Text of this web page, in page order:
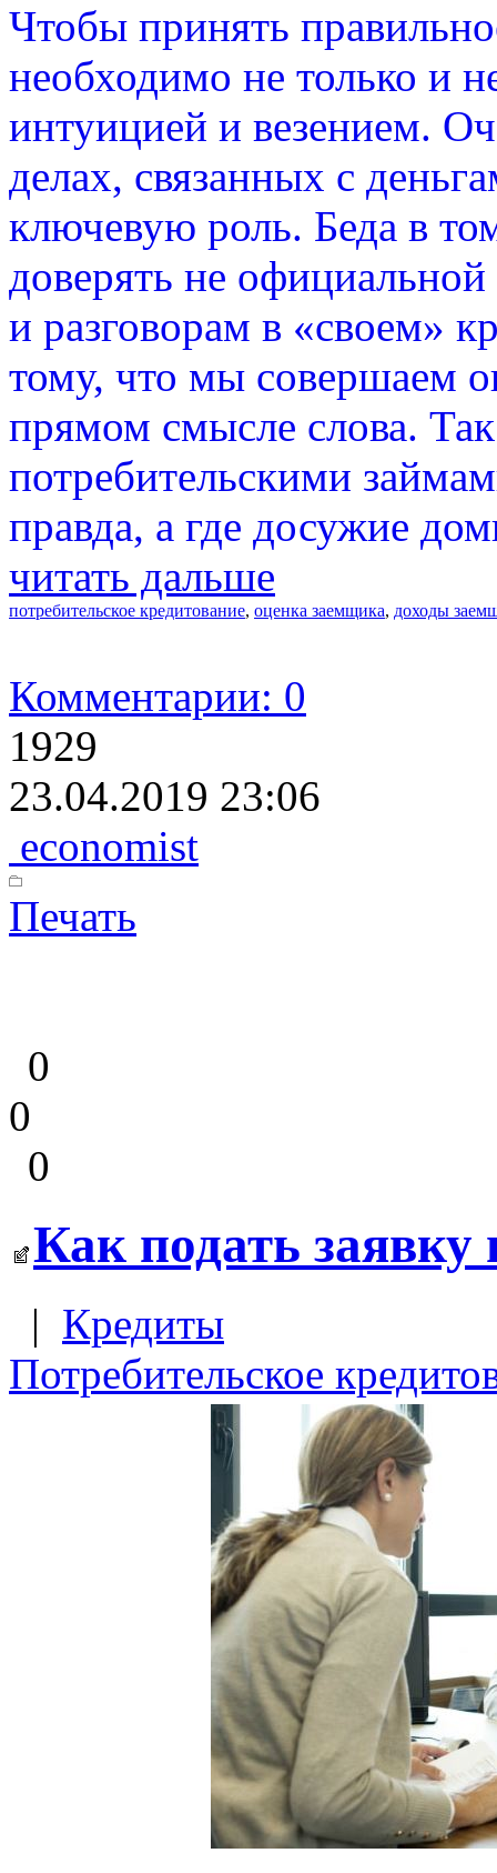
Чтобы принять
необходимо не только и
интуицией и везением.
делах, связанных с
ключевую роль. Беда в
доверять не
и разговорам в «своем»
тому, что мы совершаем
прямом смысле слова.
потребительскими
правда, а где досужие
читать дальше
потребительское кредитование, оценка заемщика, доходы
Комментарии: 0
1929
23.04.2019 23:06
economist
Печать
0
0
0
Как подать заявку
| Кредиты
Потребительское